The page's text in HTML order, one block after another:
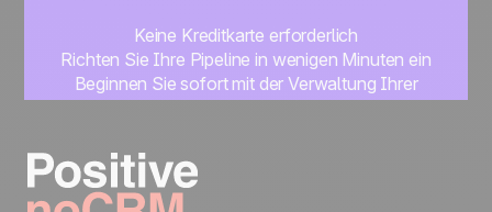
Keine Kreditkarte erforderlich
Richten Sie Ihre Pipeline in wenigen Minuten ein
Beginnen Sie sofort mit der Verwaltung Ihrer